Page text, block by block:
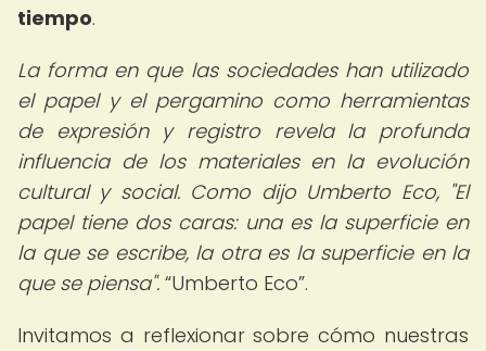
tiempo.
La forma en que las sociedades han utilizado
el papel y el pergamino como herramientas
de expresión y registro revela la profunda
influencia de los materiales en la evolución
cultural y social. Como dijo Umberto Eco, "El
papel tiene dos caras: una es la superficie en
la que se escribe, la otra es la superficie en la
que se piensa". Umberto Eco .
Invitamos a reflexionar sobre cómo nuestras